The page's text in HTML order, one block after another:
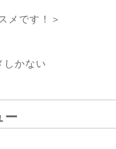
メです！＞
しかない
ー